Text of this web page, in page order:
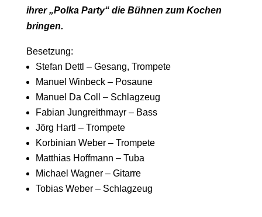
ihrer „Polka Party“ die Bühnen zum Kochen
bringen.
Besetzung:
Stefan Dettl – Gesang, Trompete
Manuel Winbeck – Posaune
Manuel Da Coll – Schlagzeug
Fabian Jungreithmayr – Bass
Jörg Hartl – Trompete
Korbinian Weber – Trompete
Matthias Hoffmann – Tuba
Michael Wagner – Gitarre
Tobias Weber – Schlagzeug